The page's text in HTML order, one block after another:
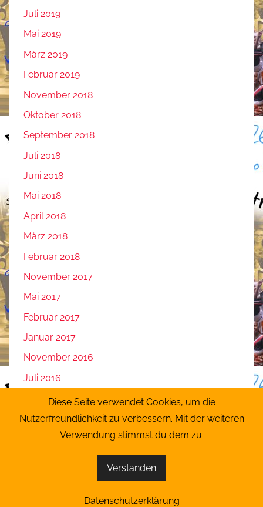
Juli 2019
Mai 2019
März 2019
Februar 2019
November 2018
Oktober 2018
September 2018
Juli 2018
Juni 2018
Mai 2018
April 2018
März 2018
Februar 2018
November 2017
Mai 2017
Februar 2017
Januar 2017
November 2016
Juli 2016
Juni 2016
Mai 2016
April 2016
Diese Seite verwendet Cookies, um die
Nutzerfreundlichkeit zu verbessern. Mit der weiteren
Verwendung stimmst du dem zu.
Verstanden
Datenschutzerklärung